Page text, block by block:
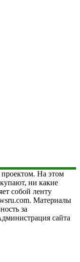
На этом
ни какие
собой ленту
Материалы
за
сайта